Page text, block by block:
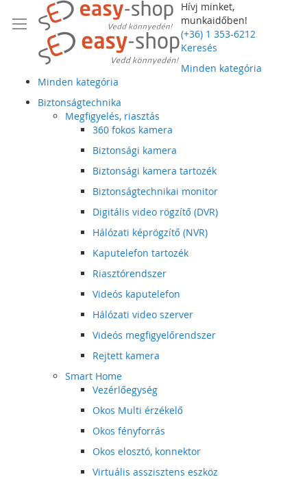
Hívj minket,
munkaidőben!
(+36) 1 353-6212
Keresés
Minden kategória
Minden kategória
Biztonságtechnika
Megfigyelés, riasztás
360 fokos kamera
Biztonsági kamera
Biztonsági kamera tartozék
Biztonságtechnikai monitor
Digitális video rögzítő (DVR)
Hálózati képrögzítő (NVR)
Kaputelefon tartozék
Riasztórendszer
Videós kaputelefon
Hálózati video szerver
Videós megfigyelőrendszer
Rejtett kamera
Smart Home
Vezérlőegység
Okos Multi érzékelő
Okos fényforrás
Okos elosztó, konnektor
Virtuális asszisztens eszköz